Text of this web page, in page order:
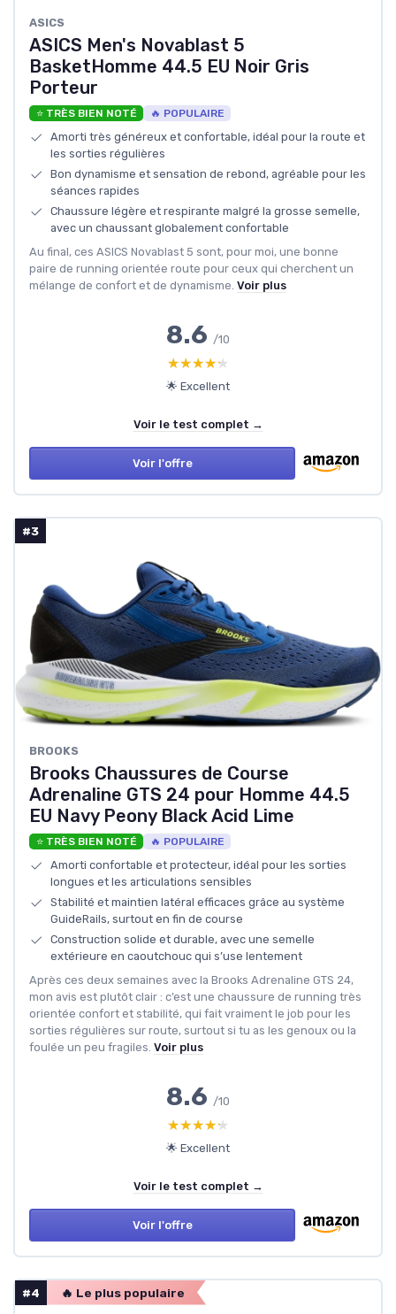
ASICS
ASICS Men's Novablast 5
BasketHomme 44.5 EU Noir Gris
Porteur
⭐ TRÈS BIEN NOTÉ 🔥 POPULAIRE
Amorti très généreux et confortable, idéal pour la route et
les sorties régulières
Bon dynamisme et sensation de rebond, agréable pour les
séances rapides
Chaussure légère et respirante malgré la grosse semelle,
avec un chaussant globalement confortable
Au final, ces ASICS Novablast 5 sont, pour moi, une bonne
paire de running orientée route pour ceux qui cherchent un
mélange de confort et de dynamisme. Voir plus
8.6 /10
★★★★★
★★★★★
🌟 Excellent
Voir le test complet →
Voir l'offre
#3
BROOKS
Brooks Chaussures de Course
Adrenaline GTS 24 pour Homme 44.5
EU Navy Peony Black Acid Lime
⭐ TRÈS BIEN NOTÉ 🔥 POPULAIRE
Amorti confortable et protecteur, idéal pour les sorties
longues et les articulations sensibles
Stabilité et maintien latéral efficaces grâce au système
GuideRails, surtout en fin de course
Construction solide et durable, avec une semelle
extérieure en caoutchouc qui s’use lentement
Après ces deux semaines avec la Brooks Adrenaline GTS 24,
mon avis est plutôt clair : c’est une chaussure de running très
orientée confort et stabilité, qui fait vraiment le job pour les
sorties régulières sur route, surtout si tu as les genoux ou la
foulée un peu fragiles. Voir plus
8.6 /10
★★★★★
★★★★★
🌟 Excellent
Voir le test complet →
Voir l'offre
#4 🔥 Le plus populaire